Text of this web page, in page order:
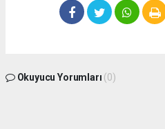
Okuyucu Yorumları (0)